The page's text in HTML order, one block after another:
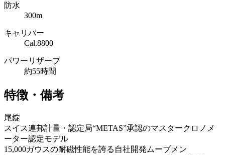
防水
300m
キャリバー
Cal.8800
パワーリザーブ
約55時間
特徴・備考
尾錠
スイス連邦計量・認定局“METAS”承認のマスタークロノメ
ーター認定モデル
15,000ガウスの耐磁性能を誇る自社開発ムーブメン